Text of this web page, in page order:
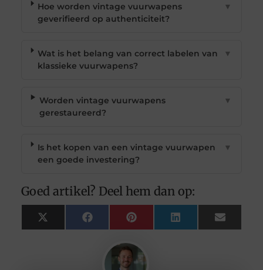
Hoe worden vintage vuurwapens
geverifieerd op authenticiteit?
▼
Wat is het belang van correct labelen van
klassieke vuurwapens?
▼
Worden vintage vuurwapens
gerestaureerd?
▼
Is het kopen van een vintage vuurwapen
een goede investering?
▼
Goed artikel? Deel hem dan op:
X
(Twitter)
FacebookPinterest LinkedIn Email